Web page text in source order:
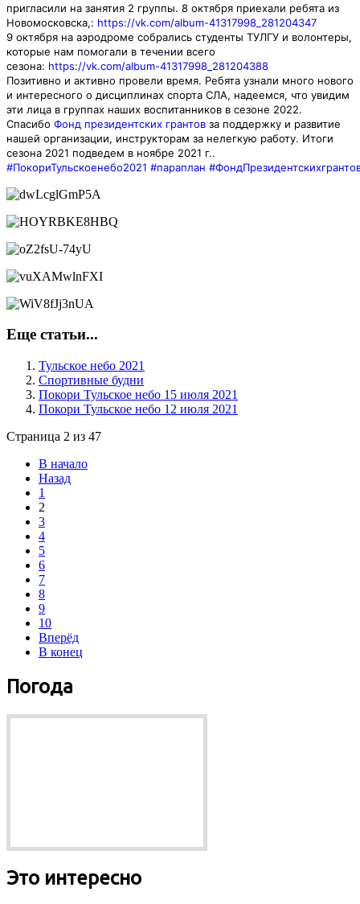
пригласили на занятия 2 группы. 8 октября приехали ребята из
Новомосковска,: https://vk.com/album-41317998_281204347
9 октября на аэродроме собрались студенты ТУЛГУ и волонтеры,
которые нам помогали в течении всего
сезона: https://vk.com/album-41317998_281204388
Позитивно и активно провели время. Ребята узнали много нового
и интересного о дисциплинах спорта СЛА, надеемся, что увидим
эти лица в группах наших воспитанников в сезоне 2022.
Спасибо Фонд президентских грантов за поддержку и развитие
нашей организации, инструкторам за нелегкую работу. Итоги
сезона 2021 подведем в ноябре 2021 г..
#ПокориТульскоенебо2021 #параплан
Еще статьи...
Тульское небо 2021
Спортивные будни
Покори Тульское небо 15 июля 2021
Покори Тульское небо 12 июля 2021
Страница 2 из 47
В начало
Назад
1
2
3
4
5
6
7
8
9
10
Вперёд
В конец
Погода
Это интересно